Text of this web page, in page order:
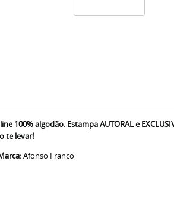
100% algodão. Estampa AUTORAL e
te levar!
Afonso Franco